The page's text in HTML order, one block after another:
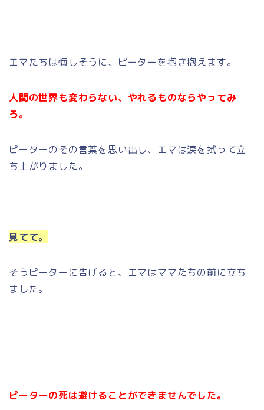
エマたちは悔しそうに、ピーターを抱き抱えます。
人間の世界も変わらない、やれるものならやってみ
ろ。
ピーターのその言葉を思い出し、エマは涙を拭って立
ち上がりました。
見てて。
そうピーターに告げると、エマはママたちの前に立ち
ました。
ピーターの死は避けることができませんでした。